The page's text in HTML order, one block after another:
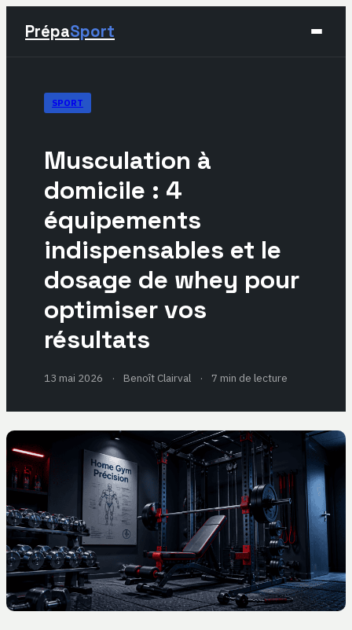
PrépaSport
Sport
Développement Personnel
Lifestyle
SPORT
Musculation à
domicile : 4
équipements
indispensables et le
dosage de whey pour
optimiser vos
résultats
13 mai 2026 · Benoît Clairval · 7 min de lecture